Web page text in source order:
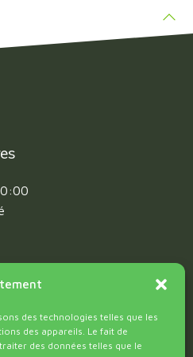
des technologies telles que les
des appareils. Le fait de
des données telles que le